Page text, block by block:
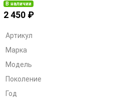
В наличии
2 450 ₽
Артикул
Марка
Модель
Поколение
Год